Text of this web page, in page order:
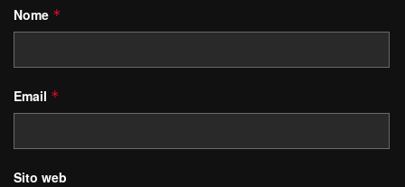
Nome *
Email *
Sito web